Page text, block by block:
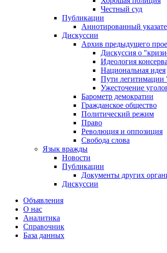
Честный суд
Публикации
Аннотированный
Дискуссии
Архив предыдущего
Дискуссия о
Идеология
Национальная идея
Пути легитимации
Ужесточение
Барометр демократии
Гражданское общество
Политический режим
Право
Революция и оппозиция
Свобода слова
Язык вражды
Новости
Публикации
Документы других
Дискуссии
Объявления
О нас
Аналитика
Справочник
База данных